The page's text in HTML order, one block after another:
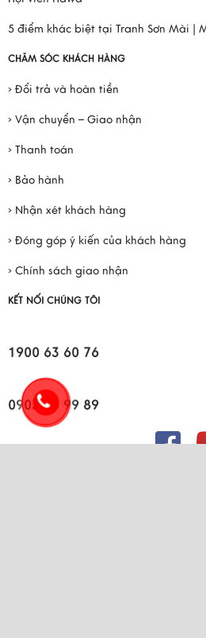
5 điểm khác biệt tại Tranh Sơn Mài |
CHĂM SÓC KHÁCH HÀNG
› Đổi trả và hoàn tiền
› Vận chuyển – Giao nhận
› Thanh toán
› Bảo hành
› Nhận xét khách hàng
› Đóng góp ý kiến của khách hàng
› Chính sách giao nhận
KẾT NỐI CHÚNG TÔI
1900 63 60 76
0903 30 99 89